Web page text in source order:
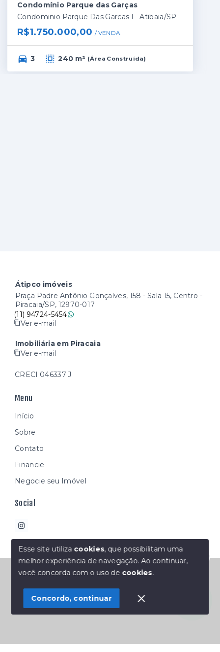
Condomínio Parque das Garças
Condominio Parque Das Garcas I - Atibaia/SP
R$1.750.000,00 / VENDA
3 240 m² (Área Construída)
Olá! Estamos disponíveis para te ajudar.
Átipco imóveis
Praça Padre Antônio Gonçalves, 158 - Sala 15, Centro -
Piracaia/SP, 12970-017
(11) 94724-5454
Ver e-mail
Imobiliária em Piracaia
Ver e-mail
CRECI 046337 J
Menu
Início
Sobre
Contato
Financie
Negocie seu Imóvel
Social
© Copyright 2026 - Átipco imóveis - Todos os direitos
SITE PARA IMOBILIARIA
Esse site utiliza cookies, que possibilitam uma
melhor experiência de navegação.Ao continuar,
você concorda com o uso de cookies.
Concordo, continuar